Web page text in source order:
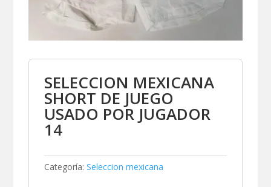
SELECCION MEXICANA
SHORT DE JUEGO
USADO POR JUGADOR
14
Categoría: Seleccion mexicana